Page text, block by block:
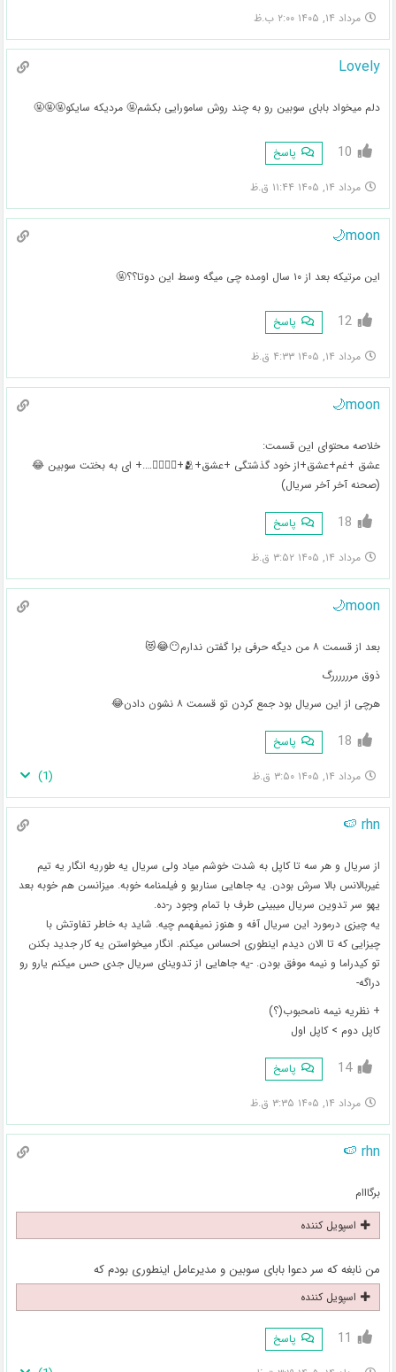
مرداد ۱۴, ۱۴۰۵ ۲:۰۰ ب.ظ
Lovely
دلم میخواد بابای سوبین رو به چند روش سامورایی بکشم🤬 مردیکه سایکو🤬🤬🤬
10 پاسخ
مرداد ۱۴, ۱۴۰۵ ۱۱:۴۴ ق.ظ
moon🌙
این مرتیکه بعد از ۱۰ سال اومده چی میگه وسط این دوتا؟؟🤬
12 پاسخ
مرداد ۱۴, ۱۴۰۵ ۴:۳۳ ق.ظ
moon🌙
خلاصه محتوای این قسمت:
عشق +غم+عشق+از خود گذشتگی +عشق+🫂+👩‍❤️‍💋‍👨….+ ای به بختت سوبین 😂
(صحنه آخر آخر سریال)
18 پاسخ
مرداد ۱۴, ۱۴۰۵ ۳:۵۲ ق.ظ
moon🌙
بعد از قسمت ۸ من دیگه حرفی برا گفتن ندارم😶😂😻
ذوق مررررررگ
هرچی از این سریال بود جمع کردن تو قسمت ۸ نشون دادن😂
18 پاسخ
مرداد ۱۴, ۱۴۰۵ ۳:۵۰ ق.ظ (
1
)
rhn 🍉
از سریال و هر سه تا کاپل به شدت خوشم میاد ولی سریال یه طوریه انگار یه تیم
غیربالانس بالا سرش بودن. یه جاهایی سناریو و فیلمنامه خوبه. میزانسن هم خوبه بعد
یهو سر تدوین سریال میبینی طرف با تمام وجود ر-ده.
یه چیزی درمورد این سریال آفه و هنوز نمیفهمم چیه. شاید به خاطر تفاوتش با
چیزایی که تا الان دیدم اینطوری احساس میکنم. انگار میخواستن یه کار جدید بکنن
تو کیدراما و نیمه موفق بودن. -یه جاهایی از تدوینای سریال جدی حس میکنم یارو رو
دراگه-
+ نظریه نیمه نامحبوب(؟)
کاپل دوم > کاپل اول
14 پاسخ
مرداد ۱۴, ۱۴۰۵ ۳:۳۵ ق.ظ
rhn 🍉
برگااام
اسپویل کننده
من نابغه که سر دعوا بابای سوبین و مدیرعامل اینطوری بودم که
اسپویل کننده
11 پاسخ